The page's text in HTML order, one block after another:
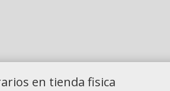
en tienda fisica